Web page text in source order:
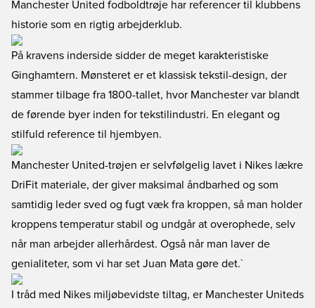
Manchester United fodboldtrøje har referencer til klubbens
historie som en rigtig arbejderklub.
På kravens inderside sidder de meget karakteristiske
Ginghamtern. Mønsteret er et klassisk tekstil-design, der
stammer tilbage fra 1800-tallet, hvor Manchester var blandt
de førende byer inden for tekstilindustri. En elegant og
stilfuld reference til hjembyen.
Manchester United-trøjen er selvfølgelig lavet i Nikes lækre
DriFit materiale, der giver maksimal åndbarhed og som
samtidig leder sved og fugt væk fra kroppen, så man holder
kroppens temperatur stabil og undgår at overophede, selv
når man arbejder allerhårdest. Også når man laver de
genialiteter, som vi har set Juan Mata gøre det.`
I tråd med Nikes miljøbevidste tiltag, er Manchester Uniteds